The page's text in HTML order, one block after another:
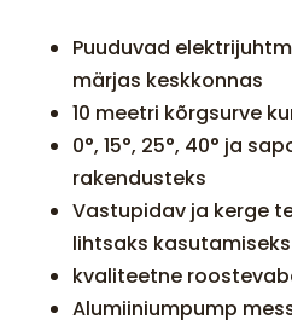
Puuduvad
märjas keskkonnas
10 meetri kõrgsurve
0°, 15°, 25°, 40° ja
rakendusteks
Vastupidav ja kerge
lihtsaks kasutamiseks
kvaliteetne
Alumiiniumpump